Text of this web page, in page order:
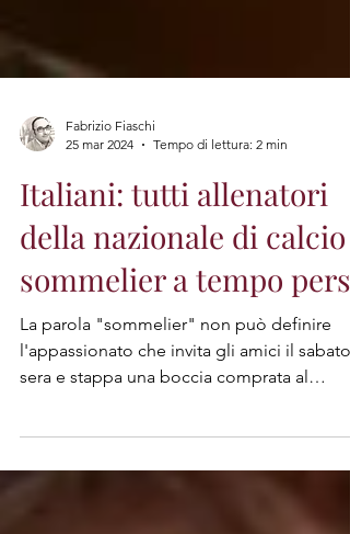
25 mar 2024
Tempo di lettura: 2 min
Italiani: tutti allenatori
della nazionale di calcio e
sommelier a tempo perso
La parola "sommelier" non può definire
l'appassionato che invita gli amici il sabato